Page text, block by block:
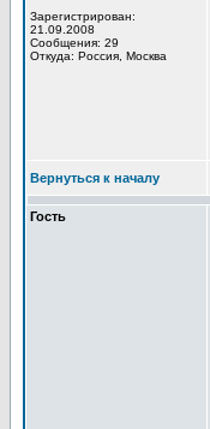
Зарегистрирован:
21.09.2008
Сообщения: 29
Откуда: Россия, Москва
Вернуться к началу
Гость